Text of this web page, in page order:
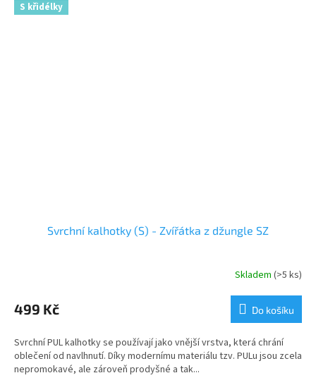
S křidélky
Svrchní kalhotky (S) - Zvířátka z džungle SZ
Skladem (>5 ks)
499 Kč Do košíku
Svrchní PUL kalhotky se používají jako vnější vrstva, která chrání
oblečení od navlhnutí. Díky modernímu materiálu tzv. PULu jsou zcela
nepromokavé, ale zároveň prodyšné a tak...